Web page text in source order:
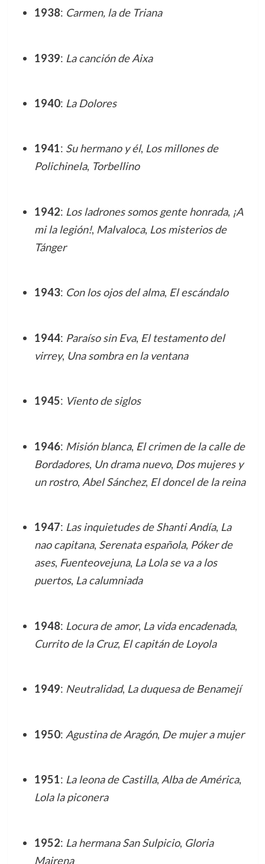
1938: Carmen, la de Triana
1939: La canción de Aixa
1940: La Dolores
1941: Su hermano y él, Los millones de
Polichinela, Torbellino
1942: Los ladrones somos gente honrada, ¡A
mi la legión!, Malvaloca, Los misterios de
Tánger
1943: Con los ojos del alma, El escándalo
1944: Paraíso sin Eva, El testamento del
virrey, Una sombra en la ventana
1945: Viento de siglos
1946: Misión blanca, El crimen de la calle de
Bordadores, Un drama nuevo, Dos mujeres y
un rostro, Abel Sánchez, El doncel de la reina
1947: Las inquietudes de Shanti Andía, La
nao capitana, Serenata española, Póker de
ases, Fuenteovejuna, La Lola se va a los
puertos, La calumniada
1948: Locura de amor, La vida encadenada,
Currito de la Cruz, El capitán de Loyola
1949: Neutralidad, La duquesa de Benamejí
1950: Agustina de Aragón, De mujer a mujer
1951: La leona de Castilla, Alba de América,
Lola la piconera
1952: La hermana San Sulpicio, Gloria
Mairena